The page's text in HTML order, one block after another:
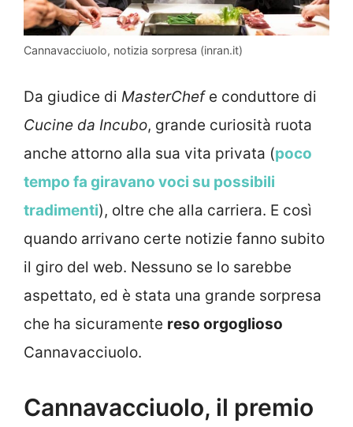
Cannavacciuolo, notizia sorpresa (inran.it)
Da giudice di MasterChefe conduttore di
Cucine da Incubo, grande curiosità ruota
anche attorno alla sua vita privata (poco
tempo fa giravano voci su possibili
tradimenti), oltre che alla carriera. E così
quando arrivano certe notizie fanno subito
il giro del web. Nessuno se lo sarebbe
aspettato, ed è stata una grande sorpresa
che ha sicuramente reso orgoglioso
Cannavacciuolo.
Cannavacciuolo, il premio